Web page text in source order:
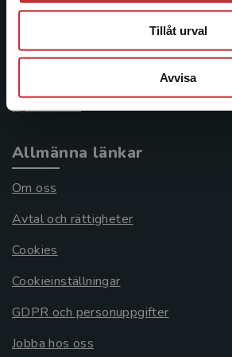
Tillåt urval
Avvisa
046-31 21 00
Frågor och svar
Systemkrav
Allmänna länkar
Om oss
Avtal och rättigheter
Cookies
Cookieinställningar
GDPR och personuppgifter
Jobba hos oss